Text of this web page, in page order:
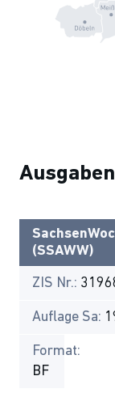
Ausgaben
(SSAWW)
ZIS Nr.:
Auflage Sa:
Format:
BF